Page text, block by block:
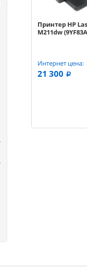
Принтер HP
M211dw
Интернет цена:
21 300 a